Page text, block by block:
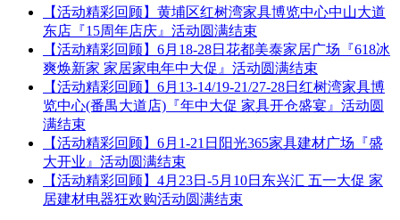
【活动精彩回顾】黄埔区红树湾家具博览中心中山大道
东店『15周年店庆』活动圆满结束
【活动精彩回顾】6月18-28日花都美泰家居广场『618冰
爽焕新家 家居家电年中大促』活动圆满结束
【活动精彩回顾】6月13-14/19-21/27-28日红树湾家具博
览中心(番禺大道店)『年中大促 家具开仓盛宴』活动圆
满结束
【活动精彩回顾】6月1-21日阳光365家具建材广场『盛
大开业』活动圆满结束
【活动精彩回顾】4月23日-5月10日东兴汇 五一大促 家
居建材电器狂欢购活动圆满结束